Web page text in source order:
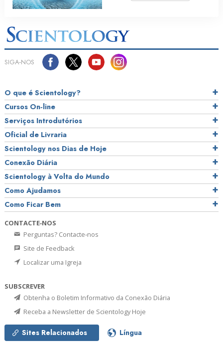
SIGA‑NOS
O que é Scientology?
Cursos On‑line
Serviços Introdutórios
Oficial de Livraria
Scientology nos Dias de Hoje
Conexão Diária
Scientology à Volta do Mundo
Como Ajudamos
Como Ficar Bem
CONTACTE‑NOS
Perguntas? Contacte‑nos
Site de Feedback
Localizar uma Igreja
SUBSCREVER
Obtenha o Boletim Informativo da Conexão Diária
Receba a Newsletter de Scientology Hoje
Sites Relacionados Língua